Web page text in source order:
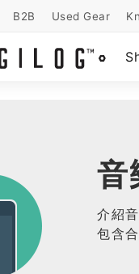
B2B Used Gear
音
介紹
包含